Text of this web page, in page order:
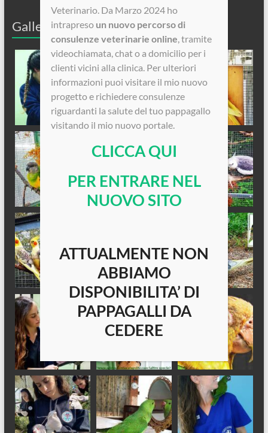
Galleria Fotografica
Veterinario. Da Marzo 2024 ho
intrapreso un nuovo percorso di
consulenze veterinarie online, tramite
videochiamata, chat o a domicilio per i
clienti vicini alla clinica. Per ulteriori
informazioni puoi visitare il mio nuovo
progetto e richiedere consulenze
riguardanti la salute del tuo pappagallo
visitando il mio nuovo portale.
CLICCA QUI
PER ENTRARE NEL
NUOVO SITO
ATTUALMENTE NON
ABBIAMO
DISPONIBILITA’ DI
PAPPAGALLI DA
CEDERE